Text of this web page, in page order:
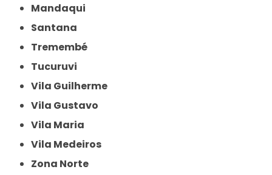
Mandaqui
Santana
Tremembé
Tucuruvi
Vila Guilherme
Vila Gustavo
Vila Maria
Vila Medeiros
Zona Norte